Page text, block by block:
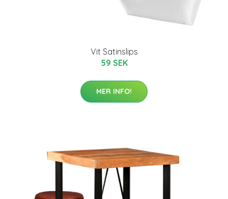
Vit Satinslips
59 SEK
MER INFO!